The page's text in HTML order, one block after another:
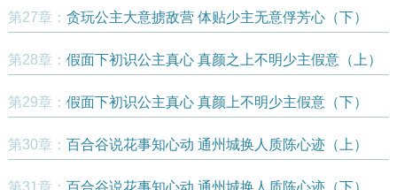
第27章： 贪玩公主大意掳敌营 体贴少主无意俘芳心（下）
第28章： 假面下初识公主真心 真颜之上不明少主假意（上）
第29章： 假面下初识公主真心 真颜上不明少主假意（下）
第30章： 百合谷说花事知心动 通州城换人质陈心迹（上）
第31章： 百合谷说花事知心动 通州城换人质陈心迹（下）